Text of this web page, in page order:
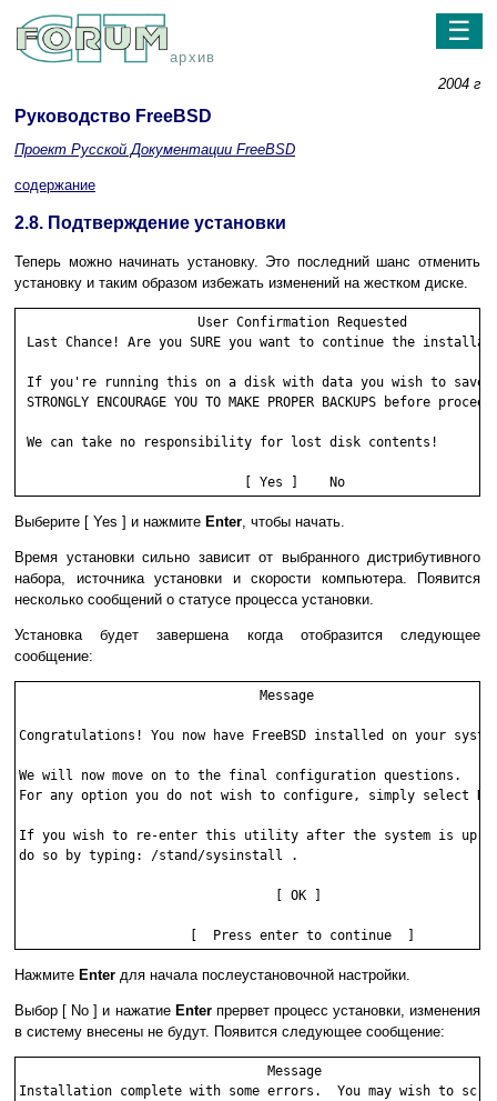
архив
☰
2004 г
Руководство FreeBSD
Проект Русской Документации FreeBSD
содержание
2.8. Подтверждение установки
Теперь можно начинать установку. Это последний шанс отменить
установку и таким образом избежать изменений на жестком диске.
                       User Confirmation Requested
Last Chance! Are you SURE you want to continue the
If you're running this on a disk with data you wish to save
STRONGLY ENCOURAGE YOU TO MAKE PROPER BACKUPS before
We can take no responsibility for lost disk contents!
Выберите [ Yes ] и нажмите Enter, чтобы начать.
Время установки сильно зависит от выбранного дистрибутивного
набора, источника установки и скорости компьютера. Появится
несколько сообщений о статусе процесса установки.
Установка будет завершена когда отобразится следующее
сообщение:
                               Message
Congratulations! You now have FreeBSD installed on your
We will now move on to the final configuration questions.
For any option you do not wish to configure, simply select
If you wish to re-enter this utility after the system is up,
do so by typing: /stand/sysinstall .
                                 [ OK ]
Нажмите Enter для начала послеустановочной настройки.
Выбор [ No ] и нажатие Enterпрервет процесс установки, изменения
в систему внесены не будут. Появится следующее сообщение:
                                Message
Installation complete with some errors.  You may wish to